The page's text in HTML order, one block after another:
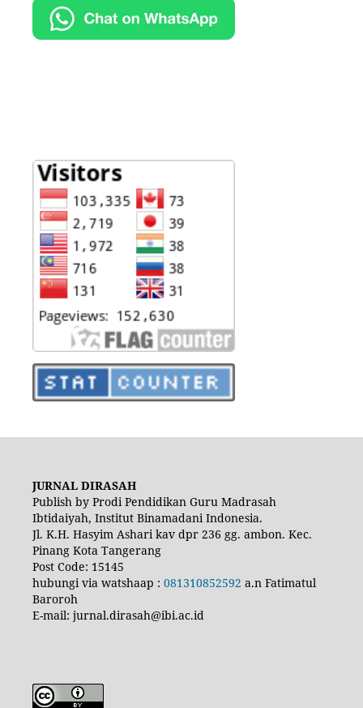
JURNAL DIRASAH
Publish by Prodi Pendidikan Guru Madrasah
Ibtidaiyah, Institut Binamadani Indonesia.
Jl. K.H. Hasyim Ashari kav dpr 236 gg. ambon. Kec.
Pinang Kota Tangerang
Post Code: 15145
hubungi via watshaap : 081310852592 a.n Fatimatul
Baroroh
E-mail: jurnal.dirasah@ibi.ac.id